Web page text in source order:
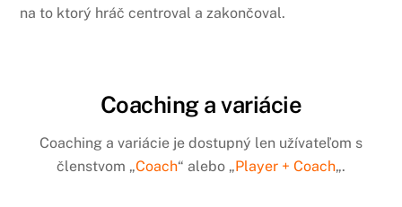
na to ktorý hráč centroval a zakončoval.
Coaching a variácie
Coaching a variácie je dostupný len užívateľom s
členstvom „Coach“ alebo „Player + Coach„.